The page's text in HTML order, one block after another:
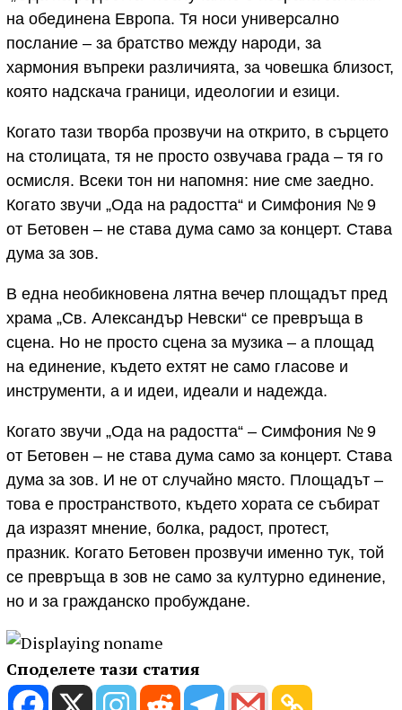
на обединена Европа. Тя носи универсално
послание – за братство между народи, за
хармония въпреки различията, за човешка близост,
която надскача граници, идеологии и езици.
Когато тази творба прозвучи на открито, в сърцето
на столицата, тя не просто озвучава града – тя го
осмисля. Всеки тон ни напомня: ние сме заедно.
Когато звучи „Ода на радостта“ и Симфония № 9
от Бетовен – не става дума само за концерт. Става
дума за зов.
В една необикновена лятна вечер площадът пред
храма „Св. Александър Невски“ се превръща в
сцена. Но не просто сцена за музика – а площад
на единение, където ехтят не само гласове и
инструменти, а и идеи, идеали и надежда.
Когато звучи „Ода на радостта“ – Симфония № 9
от Бетовен – не става дума само за концерт. Става
дума за зов. И не от случайно място. Площадът –
това е пространството, където хората се събират
да изразят мнение, болка, радост, протест,
празник. Когато Бетовен прозвучи именно тук, той
се превръща в зов не само за културно единение,
но и за гражданско пробуждане.
Споделете тази статия